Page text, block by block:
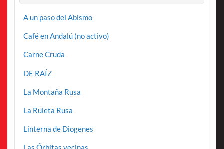
A un paso del Abismo
Café en Andalú (no activo)
Carne Cruda
DE RAÍZ
La Montaña Rusa
La Ruleta Rusa
Linterna de Diogenes
Las Órbitas vecinas